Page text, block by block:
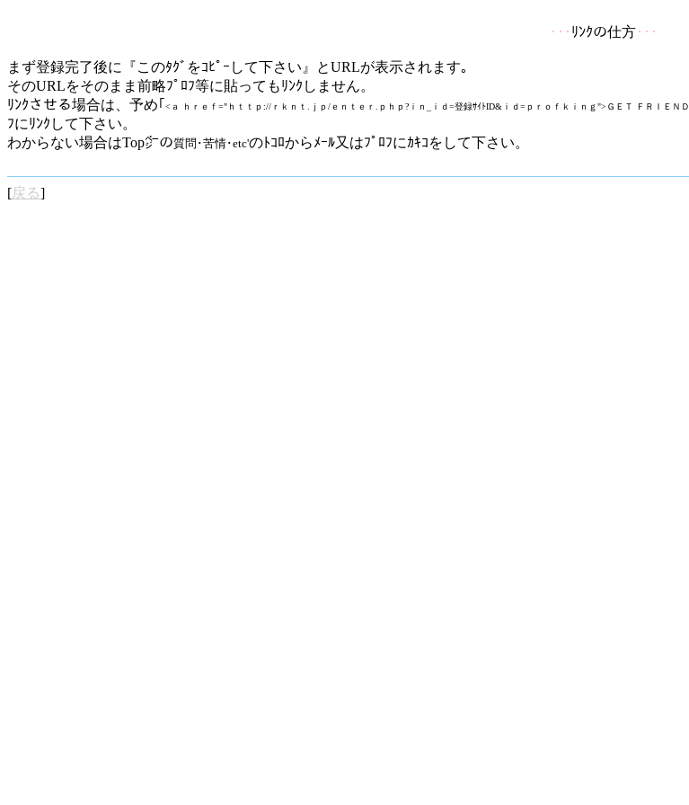
･･･ ﾘﾝｸの仕方･･･
まず登録完了後に『このﾀｸﾞをｺﾋﾟｰして下さい』とURLが表示されます｡
そのURLをそのまま前略ﾌﾟﾛﾌ等に貼ってもﾘﾝｸしません。
ﾘﾝｸさせる場合は、予め｢ <ａ ｈｒｅｆ="ｈｔｔｐ://ｒｋｎｔ.ｊｐ/ｅｎｔｅｒ.ｐｈｐ?ｉｎ_ｉｄ=登録ｻｲﾄID&ｉｄ=ｐｒｏｆｋｉｎｇ">ＧＥＴ ＦＲＩＥＮＤ
ﾌにﾘﾝｸして下さい。
わからない場合はTop㌻の質問･苦情･etc'のﾄｺﾛからﾒｰﾙ又はﾌﾟﾛﾌにｶｷｺをして下さい。
[戻る]